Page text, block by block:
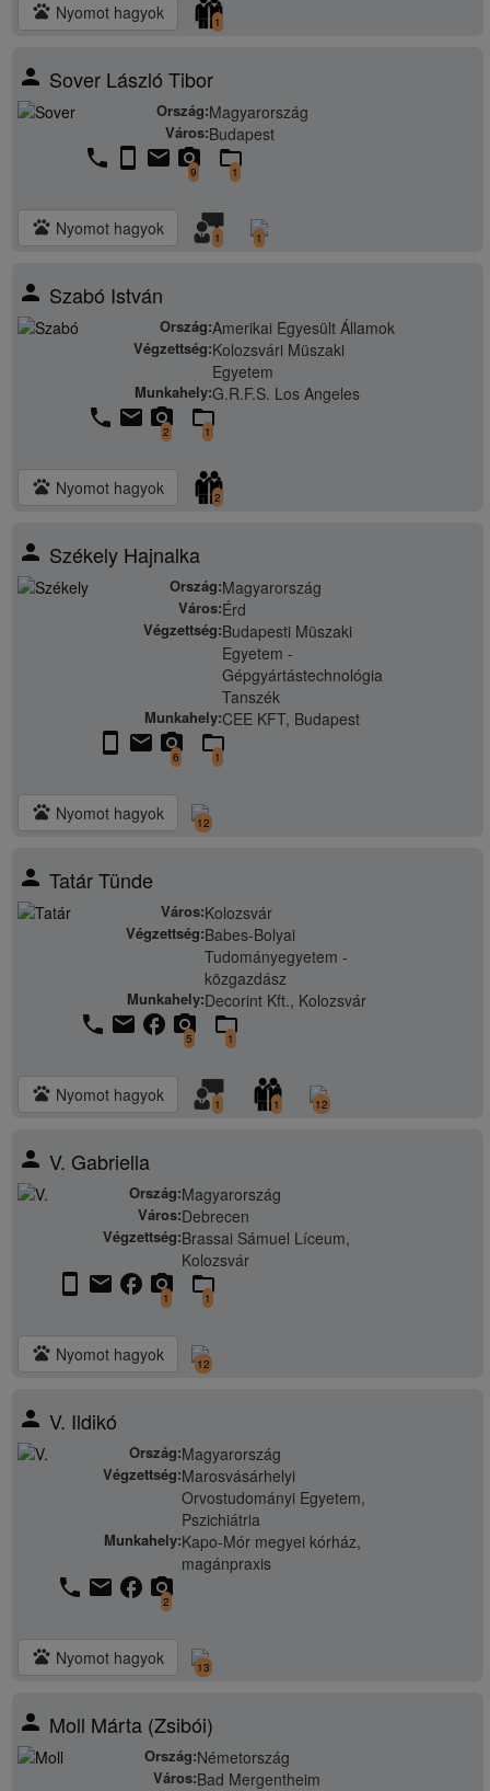
pets Nyomot hagyok 1
person Sover László Tibor
Ország:Magyarország
Város:Budapest
phone stay_current_portrait email camera_alt
9
folder_open
1
pets Nyomot hagyok 1 1
person Szabó István
Ország:Amerikai Egyesült Államok
Végzettség:Kolozsvári Müszaki
Egyetem
Munkahely:G.R.F.S. Los Angeles
phone email camera_alt
2
folder_open
1
pets Nyomot hagyok 2
person Székely Hajnalka
Ország:Magyarország
Város:Érd
Végzettség:Budapesti Müszaki
Egyetem -
Gépgyártástechnológia
Tanszék
Munkahely:CEE KFT, Budapest
stay_current_portrait email camera_alt
6
folder_open
1
pets Nyomot hagyok 12
person Tatár Tünde
Város:Kolozsvár
Végzettség:Babes-Bolyai
Tudományegyetem -
közgazdász
Munkahely:Decorint Kft., Kolozsvár
phone email facebook camera_alt
5
folder_open
1
pets Nyomot hagyok 1 1 12
person V. Gabriella
Ország:Magyarország
Város:Debrecen
Végzettség:Brassai Sámuel Líceum,
Kolozsvár
stay_current_portrait email facebook camera_alt
1
folder_open
1
pets Nyomot hagyok 12
person V. Ildikó
Ország:Magyarország
Végzettség:Marosvásárhelyi
Orvostudományi Egyetem,
Pszichiátria
Munkahely:Kapo-Mór megyei kórház,
magánpraxis
phone email facebook camera_alt
2
pets Nyomot hagyok 13
person Moll Márta (Zsibói)
Ország:Németország
Város:Bad Mergentheim